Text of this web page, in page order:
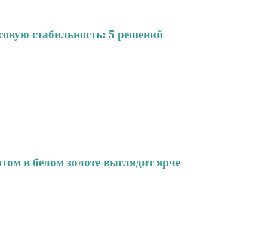
стабильность: 5 решений
в белом золоте выглядит ярче